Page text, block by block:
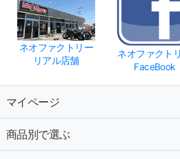
ネオファクトリー
リアル店舗
ネオファクト
FaceBook
マイページ
商品別で選ぶ